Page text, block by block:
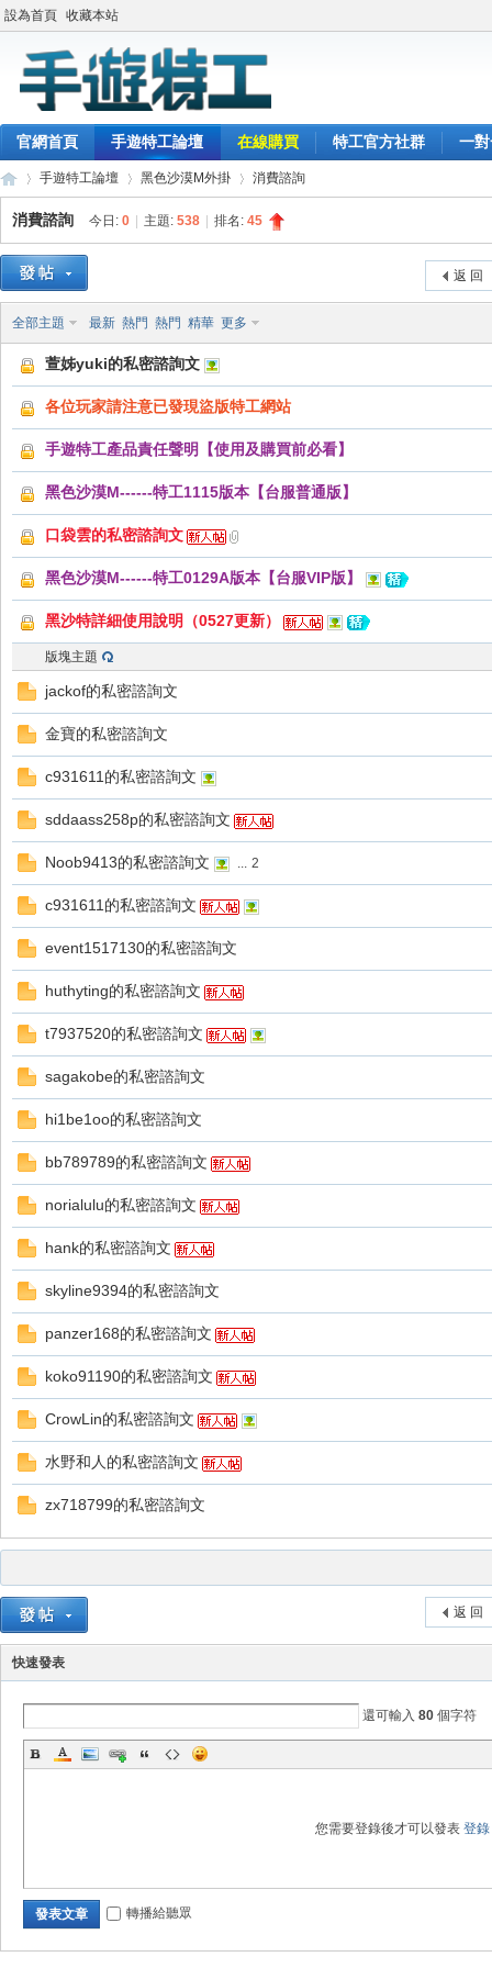
設為首頁 收藏本站
官網首頁 手遊特工論壇 在線購買 特工官方社群 一
的
遊
掛|
»
手遊特工論壇 黑色沙漠M外掛 消費諮詢
消費諮詢 今日: 0 主題: 538 排名: 45
返 回
全部主題 最新 熱門 熱門 精華 更多
萱姊yuki的私密諮詢文
各位玩家請注意已發現盜版特工網站
手遊特工產品責任聲明【使用及購買前必看】
黑色沙漠M------特工1115版本【台服普通版】
口袋雲的私密諮詢文
黑色沙漠M------特工0129A版本【台服VIP版】
黑沙特詳細使用說明（0527更新）
版塊主題
jackof的私密諮詢文
金寶的私密諮詢文
c931611的私密諮詢文
sddaass258p的私密諮詢文
Noob9413的私密諮詢文 ... 2
c931611的私密諮詢文
event1517130的私密諮詢文
huthyting的私密諮詢文
t7937520的私密諮詢文
sagakobe的私密諮詢文
hi1be1oo的私密諮詢文
bb789789的私密諮詢文
norialulu的私密諮詢文
hank的私密諮詢文
skyline9394的私密諮詢文
panzer168的私密諮詢文
koko91190的私密諮詢文
CrowLin的私密諮詢文
水野和人的私密諮詢文
zx718799的私密諮詢文
返 回
快速發表
還可輸入 80 個字符
您需要登錄後才可以發表 登錄
發表文章 轉播給聽眾